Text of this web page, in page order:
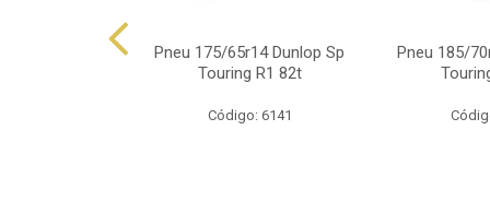
Pneu 175/65r14 Dunlop Sp
Touring R1 82t
Código: 6141
Pneu 185/